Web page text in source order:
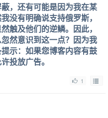
，还有可能是因为我在某
没有明确说支持俄罗斯，
触及他们的逆鳞。因此，
然意识到这一点？因为我
示：如果您博客内容有鼓
投放广告。
1